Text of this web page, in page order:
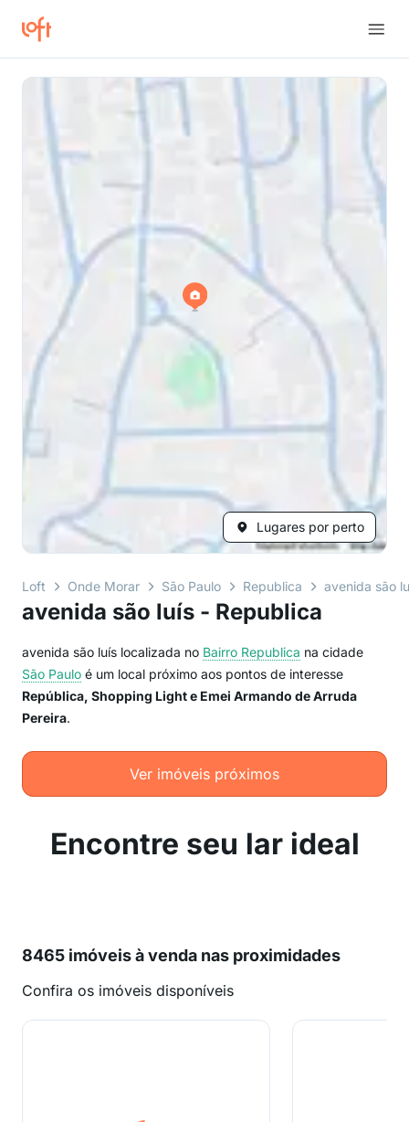
Lugares por perto
Loft Onde Morar São Paulo Republica avenida são
avenida são luís - Republica
avenida são luís localizada no Bairro Republica na cidade
São Paulo é um local próximo aos pontos de interesse
República, Shopping Light e Emei Armando de Arruda
Pereira.
Ver imóveis próximos
Encontre seu lar ideal
8465 imóveis à venda nas proximidades
Confira os imóveis disponíveis